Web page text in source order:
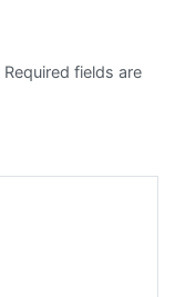
Required fields are